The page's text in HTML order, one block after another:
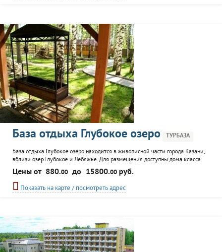
База отдыха Глубокое озеро ТУРБАЗА
База отдыха Глубокое озеро находится в живописной части города Казани,
вблизи озёр Глубокое и Лебяжье. Для размещения доступны дома класса
Люкс, Полулюкс и Стандарт. К услугам гостей пейнтбол, русский бильярд,
тир, сауна, прокат санок, лыж с ботинками, охраняемая стоянка. База
Глубокое озеро прекрасно подходит для корпоративного отдыха,
празднования свадебного торжества, юбилеев, проведения...
Цены от 880.00 до 15800.00 руб.
Показать на карте / посмотреть адрес